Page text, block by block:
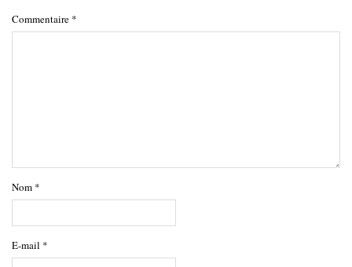
Commentaire *
Nom *
E-mail *